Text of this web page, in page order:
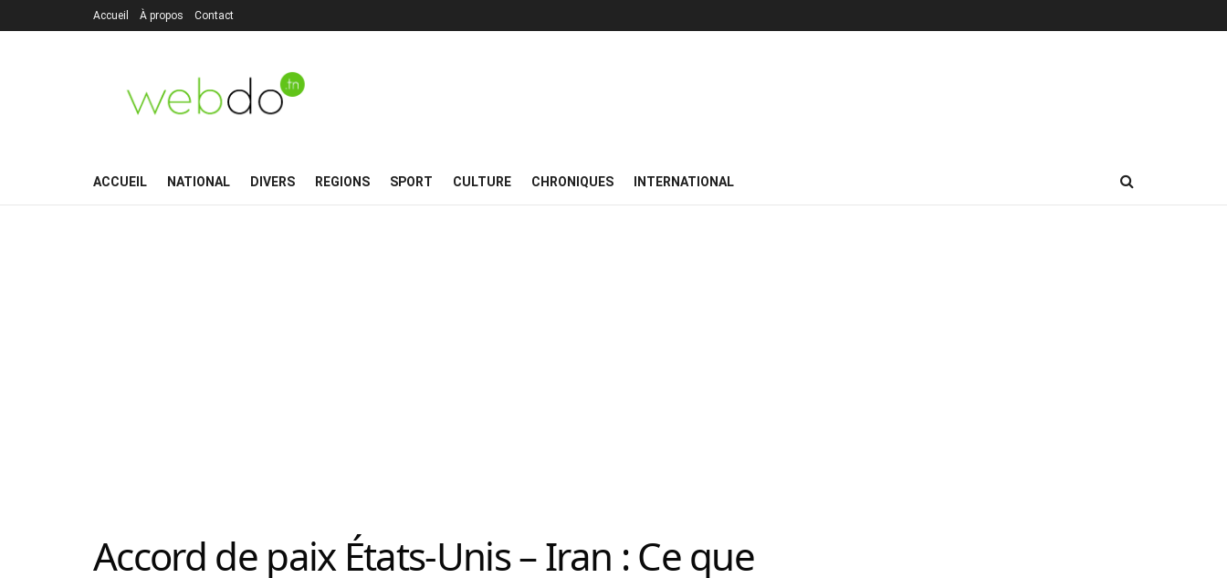
Accueil À propos Contact
ACCUEIL NATIONAL DIVERS REGIONS SPORT CULTURE CHRONIQUES INTERNATIONAL
Accord de paix États-Unis – Iran : Ce que